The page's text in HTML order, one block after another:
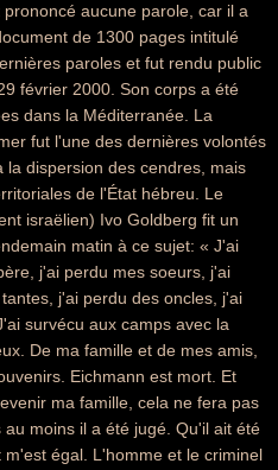
aucune parole, car il a
de 1300 pages intitulé
paroles et fut rendu public
février 2000. Son corps a été
dans la Méditerranée. La
fut l'une des dernières volontés
la dispersion des cendres, mais
de l'État hébreu. Le
israëlien) Ivo Goldberg fit un
matin à ce sujet: « J'ai
j'ai perdu mes soeurs, j'ai
j'ai perdu des oncles, j'ai
survécu aux camps avec la
De ma famille et de mes amis,
Eichmann est mort. Et
ma famille, cela ne fera pas
moins il a été jugé. Qu'il ait été
égal. L'homme et le criminel